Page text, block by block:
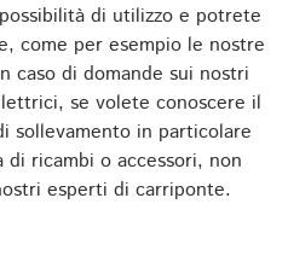
di utilizzo e potrete
come per esempio le nostre
caso di domande sui nostri
se volete conoscere il
sollevamento in particolare
ricambi o accessori, non
esperti di carriponte.